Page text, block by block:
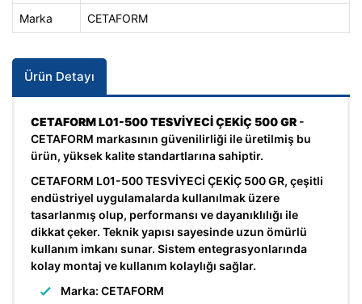
Marka CETAFORM
Ürün Detayı
CETAFORM L01-500 TESVİYECİ ÇEKİÇ 500 GR -
CETAFORM markasının güvenilirliği ile üretilmiş bu
ürün, yüksek kalite standartlarına sahiptir.
CETAFORM L01-500 TESVİYECİ ÇEKİÇ 500 GR, çeşitli
endüstriyel uygulamalarda kullanılmak üzere
tasarlanmış olup, performansı ve dayanıklılığı ile
dikkat çeker. Teknik yapısı sayesinde uzun ömürlü
kullanım imkanı sunar. Sistem entegrasyonlarında
kolay montaj ve kullanım kolaylığı sağlar.
Marka: CETAFORM